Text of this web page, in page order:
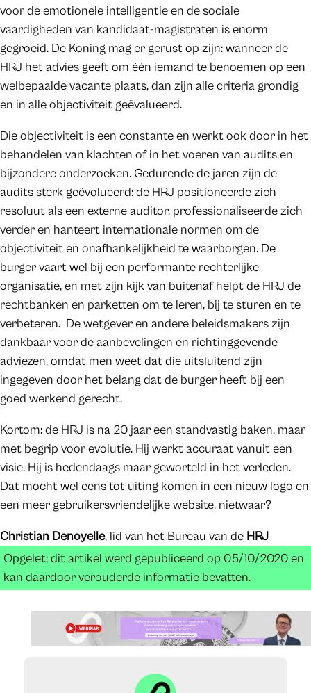
voor de emotionele intelligentie en de sociale
vaardigheden van kandidaat-magistraten is enorm
gegroeid. De Koning mag er gerust op zijn: wanneer de
HRJ het advies geeft om één iemand te benoemen op een
welbepaalde vacante plaats, dan zijn alle criteria grondig
en in alle objectiviteit geëvalueerd.
Die objectiviteit is een constante en werkt ook door in het
behandelen van klachten of in het voeren van audits en
bijzondere onderzoeken. Gedurende de jaren zijn de
audits sterk geëvolueerd: de HRJ positioneerde zich
resoluut als een externe auditor, professionaliseerde zich
verder en hanteert internationale normen om de
objectiviteit en onafhankelijkheid te waarborgen. De
burger vaart wel bij een performante rechterlijke
organisatie, en met zijn kijk van buitenaf helpt de HRJ de
rechtbanken en parketten om te leren, bij te sturen en te
verbeteren. De wetgever en andere beleidsmakers zijn
dankbaar voor de aanbevelingen en richtinggevende
adviezen, omdat men weet dat die uitsluitend zijn
ingegeven door het belang dat de burger heeft bij een
goed werkend gerecht.
Kortom: de HRJ is na 20 jaar een standvastig baken, maar
met begrip voor evolutie. Hij werkt accuraat vanuit een
visie. Hij is hedendaags maar geworteld in het verleden.
Dat mocht wel eens tot uiting komen in een nieuw logo en
een meer gebruikersvriendelijke website, nietwaar?
Christian Denoyelle, lid van het Bureau van de HRJ
Opgelet: dit artikel werd gepubliceerd op 05/10/2020 en
kan daardoor verouderde informatie bevatten.